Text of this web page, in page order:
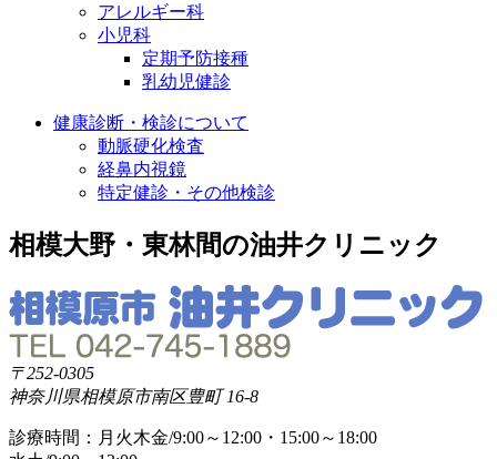
アレルギー科
小児科
定期予防接種
乳幼児健診
健康診断・検診について
動脈硬化検査
経鼻内視鏡
特定健診・その他検診
相模大野・東林間の油井クリニック
〒252-0305
神奈川県相模原市南区豊町 16-8
診療時間：月火木金/9:00～12:00・15:00～18:00